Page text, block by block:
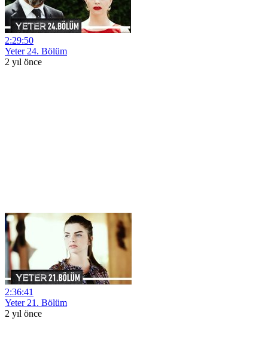
2:29:50
Yeter 24. Bölüm
2 yıl önce
2:36:41
Yeter 21. Bölüm
2 yıl önce